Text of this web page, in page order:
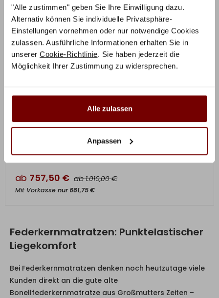
"Alle zustimmen" geben Sie Ihre Einwilligung dazu.
Alternativ können Sie individuelle Privatsphäre-
Einstellungen vornehmen oder nur notwendige Cookies
zulassen. Ausführliche Informationen erhalten Sie in
unserer Cookie-Richtlinie. Sie haben jederzeit die
Möglichkeit Ihrer Zustimmung zu widersprechen.
Alle zulassen
Anpassen
ZUM PRODUKT
Perla Drell Matratze
ab 757,50 € ab 1.010,00€
Mit Vorkasse nur681,75€
Federkernmatratzen: Punktelastischer
Liegekomfort
Bei Federkernmatratzen denken noch heutzutage viele
Kunden direkt an die gute alte
Bonellfederkernmatratze aus Großmutters Zeiten –